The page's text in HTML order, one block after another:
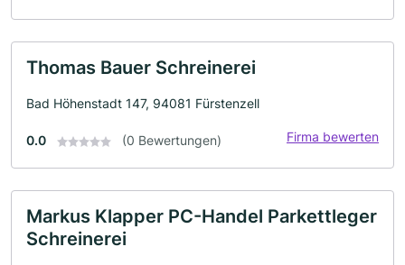
Thomas Bauer Schreinerei
Bad Höhenstadt 147, 94081 Fürstenzell
0.0 (0 Bewertungen) Firma bewerten
Markus Klapper PC-Handel Parkettleger
Schreinerei